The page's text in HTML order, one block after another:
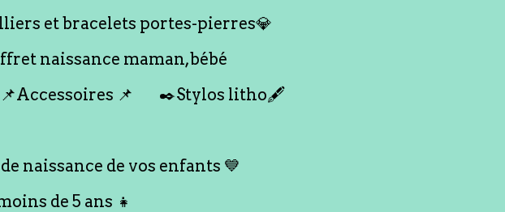
et bracelets portes-pierres💎
naissance maman,bébé
📌Accessoires 📌
✒️Stylos litho🖋️
naissance de vos enfants 💙
de 5 ans 👧